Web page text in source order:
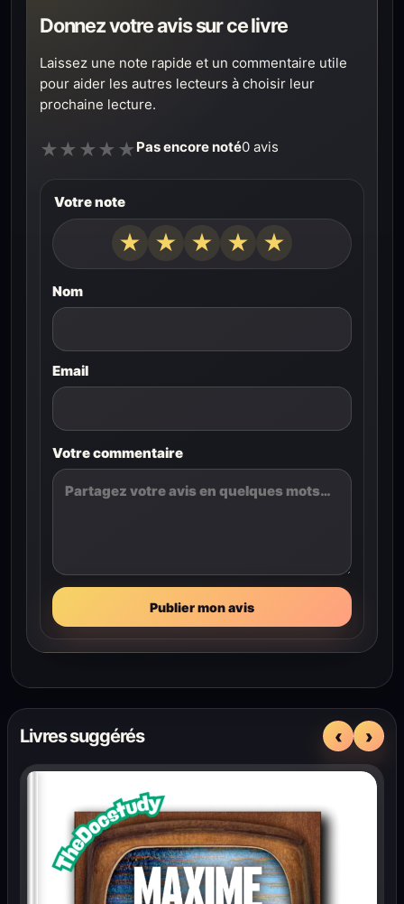
Donnez votre avis sur ce livre
Laissez une note rapide et un commentaire utile
pour aider les autres lecteurs à choisir leur
prochaine lecture.
★ ★ ★ ★ ★ Pas encore noté0 avis
Votre note
★
★
★
★
★
Nom
Email
Votre commentaire
Publier mon avis
Livres suggérés ‹ ›